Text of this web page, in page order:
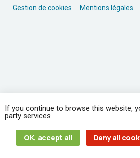
Gestion de cookies
Mentions légales
If you continue to browse this website,
party services
OK, accept all Deny all